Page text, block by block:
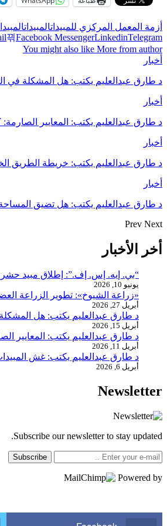
أزمة المعمل المركزي للمبيداتالمبيدات
Facebook MessengerLinkedinTelegram
You might also like More from author
أخبار
د طارق عبدالعليم يكتب: هل المشكلة في
أخبار
د طارق عبدالعليم يكتب: المعايير
أخبار
د طارق عبدالعليم يكتب: خريطة الطريق
أخبار
د طارق عبدالعليم يكتب: هل تضيق
Prev Next
أخر الأخبار
“بي. إيه. إس. إف.”: إطلاق مبيد حشري
يونيو 10, 2026
«زراعة الشيوخ»: تطوير الزراعة
أبريل 27, 2026
د طارق عبدالعليم يكتب: هل
أبريل 15, 2026
د طارق عبدالعليم يكتب: المعايير
أبريل 11, 2026
د طارق عبدالعليم يكتب: غش
أبريل 6, 2026
Newsletter
Subscribe our newsletter to stay updated.
Subscribe
Powered by